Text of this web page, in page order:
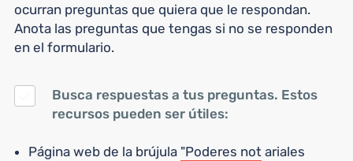
ocurran preguntas que quiera que le respondan.
Anota las preguntas que tengas si no se responden
en el formulario.
Busca respuestas a tus preguntas. Estos
recursos pueden ser útiles:
Página web de la brújula "Poderes not ariales